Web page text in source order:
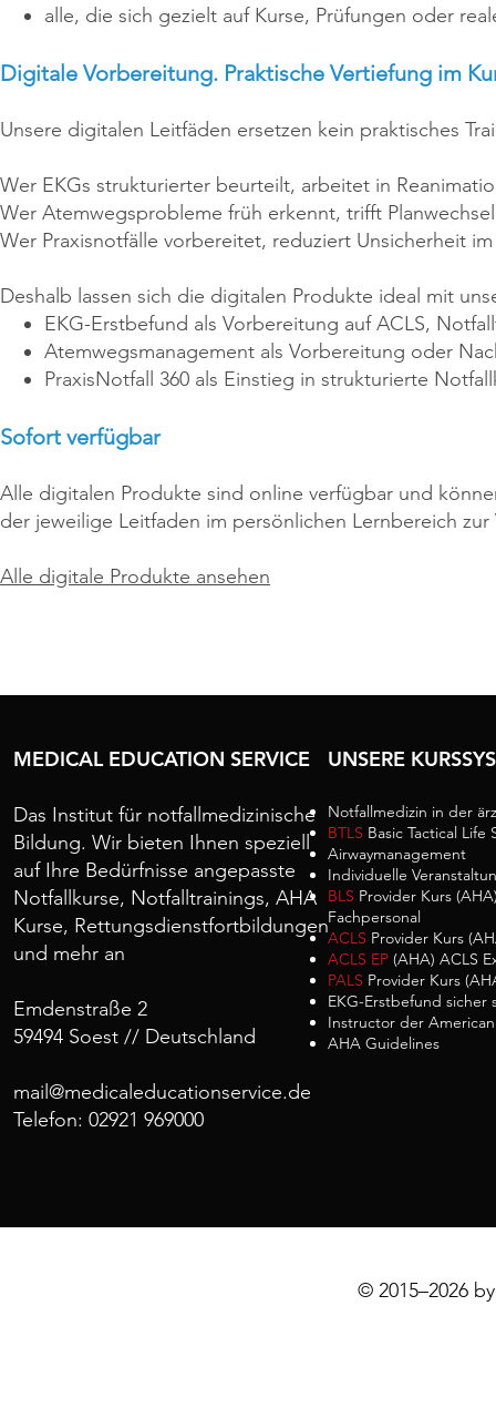
alle, die sich gezielt auf Kurse, Prüfungen oder
Digitale Vorbereitung. Praktische Vertiefung im
Unsere digitalen Leitfäden ersetzen kein praktisches
Wer EKGs strukturierter beurteilt, arbeitet in
Wer Atemwegsprobleme früh erkennt, trifft
Wer Praxisnotfälle vorbereitet, reduziert Unsicherheit im
Deshalb lassen sich die digitalen Produkte ideal mit
EKG-Erstbefund als Vorbereitung auf ACLS,
Atemwegsmanagement als Vorbereitung oder
PraxisNotfall 360 als Einstieg in strukturierte
Sofort verfügbar
Alle digitalen Produkte sind online verfügbar und
der jeweilige Leitfaden im persönlichen Lernbereich zur
Alle digitale Produkte ansehen
© 2015–2026
MEDICAL EDUCATION SERVICE
Das Institut für notfallmedizinische
Bildung. Wir bieten Ihnen speziell
auf Ihre Bedürfnisse angepasste
Notfallkurse, Notfalltrainings, AHA
Kurse, Rettungsdienstfortbildungen
und mehr an
Emdenstraße 2
59494 Soest // Deutschland
mail@medicaleducationservice.de
Telefon: 02921 969000
UNSERE
Notfallmedizin in der
BTLS Basic Tactical Life
Airwaymanagement
Individuelle
BLS Provider Kurs
Fachpersonal
ACLS Provider Kurs
ACLS EP (AHA) ACLS
PALS Provider Kurs
EKG-Erstbefund sicher
Instructor der
AHA Guidelines